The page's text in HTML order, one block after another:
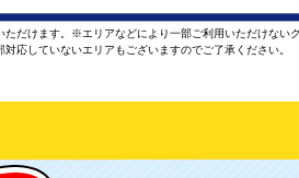
だけます。※エリアなどにより一部ご利用いただけない
応していないエリアもございますのでご了承ください。